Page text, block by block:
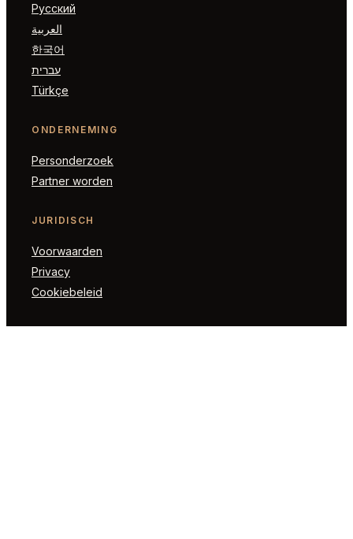
Русский
العربية
한국어
עברית
Türkçe
ONDERNEMING
Personderzoek
Partner worden
JURIDISCH
Voorwaarden
Privacy
Cookiebeleid